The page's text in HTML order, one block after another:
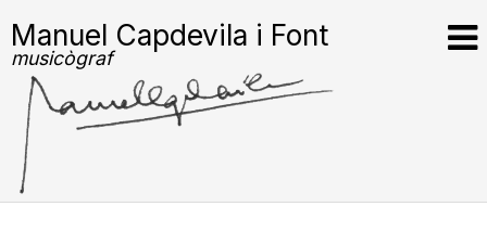
Manuel Capdevila i Font
musicògraf